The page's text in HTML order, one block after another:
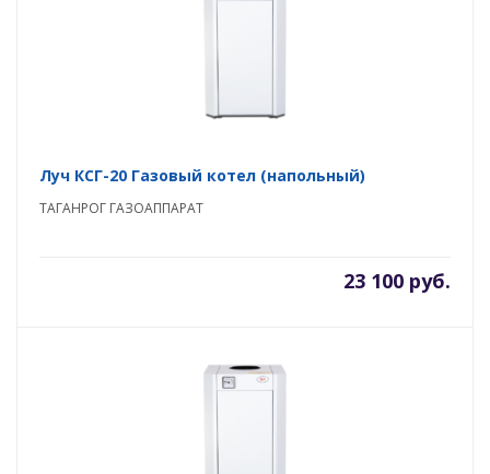
Луч КСГ-20 Газовый котел (напольный)
ТАГАНРОГ ГАЗОАППАРАТ
23 100 руб.